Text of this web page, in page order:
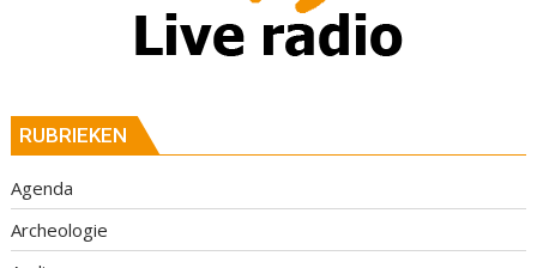
RUBRIEKEN
Agenda
Archeologie